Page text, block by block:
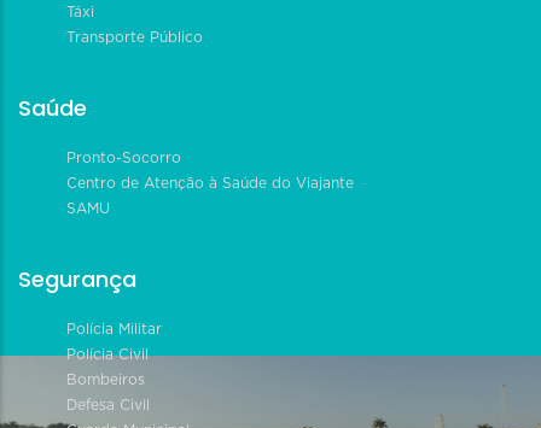
Táxi
Transporte Público
Saúde
Pronto-Socorro
Centro de Atenção à Saúde do Viajante
SAMU
Segurança
Polícia Militar
Polícia Civil
Bombeiros
Defesa Civil